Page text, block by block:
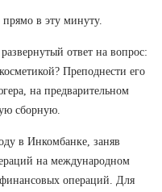
в эту минуту.
ответ на вопрос:
Преподнести его
на предварительном
сборную.
в Инкомбанке, заняв
на международном
операций. Для